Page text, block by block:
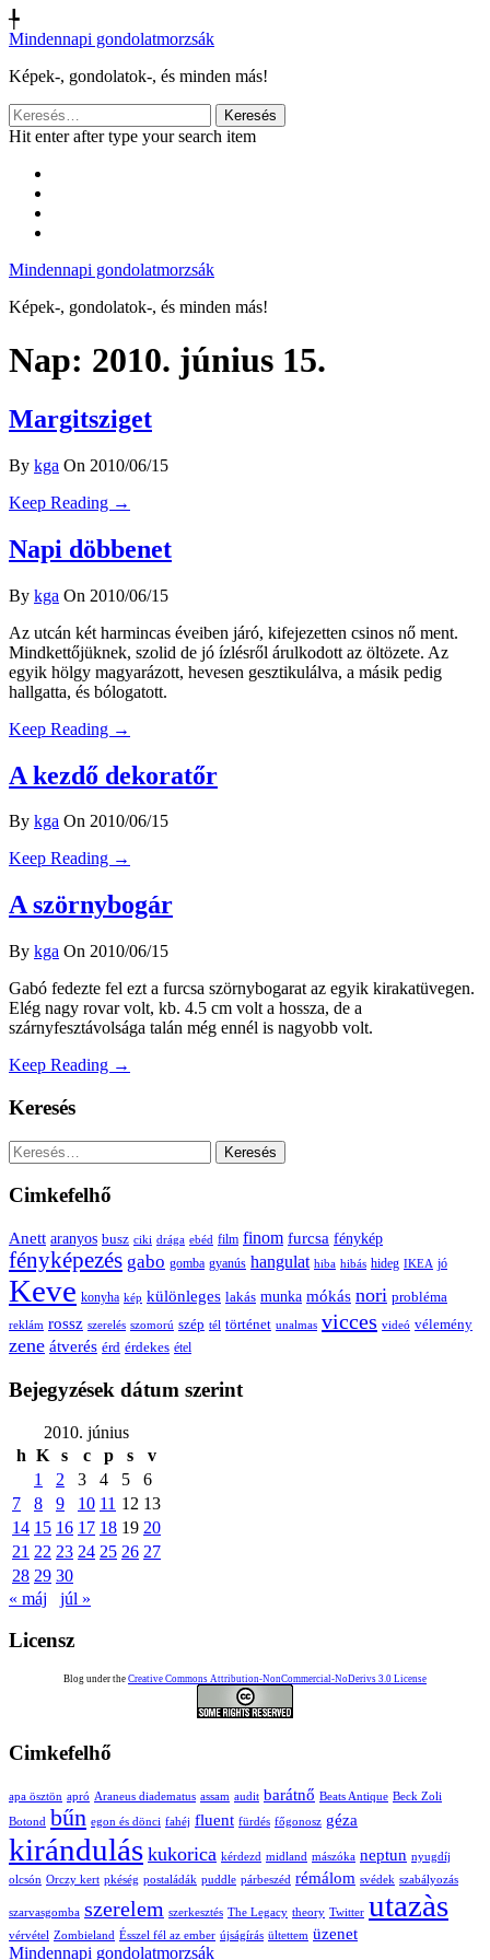
╄
Mindennapi gondolatmorzsák
Képek-, gondolatok-, és minden más!
Keresés:
Hit enter after type your search item
Mindennapi gondolatmorzsák
Képek-, gondolatok-, és minden más!
Nap: 2010. június 15.
Margitsziget
By kga On 2010/06/15
Keep Reading →
Napi döbbenet
By kga On 2010/06/15
Az utcán két harmincas éveiben járó, kifejezetten csinos nő ment.
Mindkettőjüknek, szolid de jó ízlésről árulkodott az öltözete. Az
egyik hölgy magyarázott, hevesen gesztikulálva, a másik pedig
hallgatta, és bólogatott.
Keep Reading →
A kezdő dekoratőr
By kga On 2010/06/15
Keep Reading →
A szörnybogár
By kga On 2010/06/15
Gabó fedezte fel ezt a furcsa szörnybogarat az egyik kirakatüvegen.
Elég nagy rovar volt, kb. 4.5 cm volt a hossza, de a
szárnyfesztávolsága talán még ennél is nagyobb volt.
Keep Reading →
Keresés
Keresés:
Cimkefelhő
Anett aranyos busz ciki drága ebéd film finom furcsa fénykép
fényképezés gabo gomba gyanús hangulat hiba hibás hideg IKEA jó
Keve konyha kép különleges lakás munka mókás nori probléma
reklám rossz szerelés szomorú szép tél történet unalmas vicces videó vélemény
zene átverés érd érdekes étel
Bejegyzések dátum szerint
2010. június
h K s c p s
v
1
2 3 4 5
6
7
8 9 10 11 12 13
14 15 16 17 18 19 20
21 22 23 24 25 26 27
28 29 30
« máj
júl »
Licensz
Blog under the Creative Commons Attribution-NonCommercial-NoDerivs 3.0 License
Cimkefelhő
apa ösztön apró Araneus diadematus assam audit barátnő Beats Antique Beck Zoli
Botond bűn egon és dönci fahéj fluent fürdés főgonosz géza
kirándulás kukorica kérdezd midland mászóka neptun nyugdíj
olcsón Orczy kert pkéség postaládák puddle párbeszéd rémálom svédek szabályozás
szarvasgomba szerelem szerkesztés The Legacy theory Twitter utazàs
vérvétel Zombieland Ésszel fél az ember újságírás ültettem üzenet
Mindennapi gondolatmorzsák